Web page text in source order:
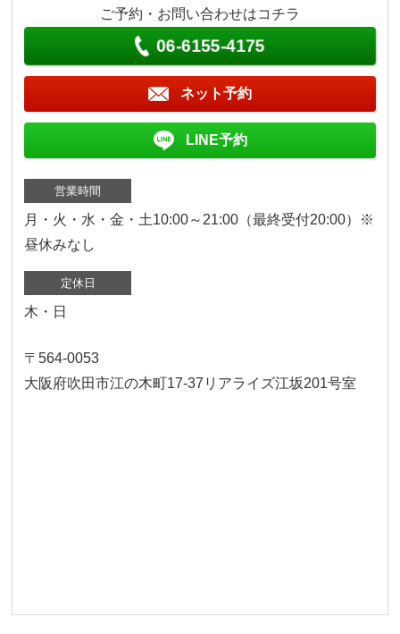
ご予約・お問い合わせはコチラ
06-6155-4175
ネット予約
LINE予約
営業時間
月・火・水・金・土10:00～21:00（最終受付20:00）※
昼休みなし
定休日
木・日
〒564-0053
大阪府吹田市江の木町17‐37リアライズ江坂201号室